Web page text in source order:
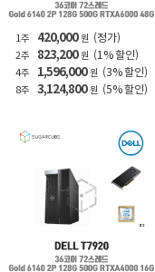
1주 420,000 원 (정가)
2주 823,200 원 (1% 할인)
4주 1,596,000 원 (3% 할인)
8주 3,124,800 원 (5% 할인)